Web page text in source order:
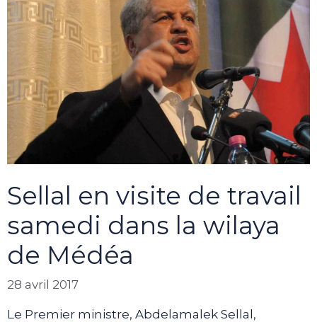
Sellal en visite de travail
samedi dans la wilaya
de Médéa
28 avril 2017
Le Premier ministre, Abdelamalek Sellal,